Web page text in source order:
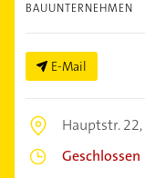
BAUUNTERNEHMEN
E-Mail
Hauptstr. 22,
Geschlossen